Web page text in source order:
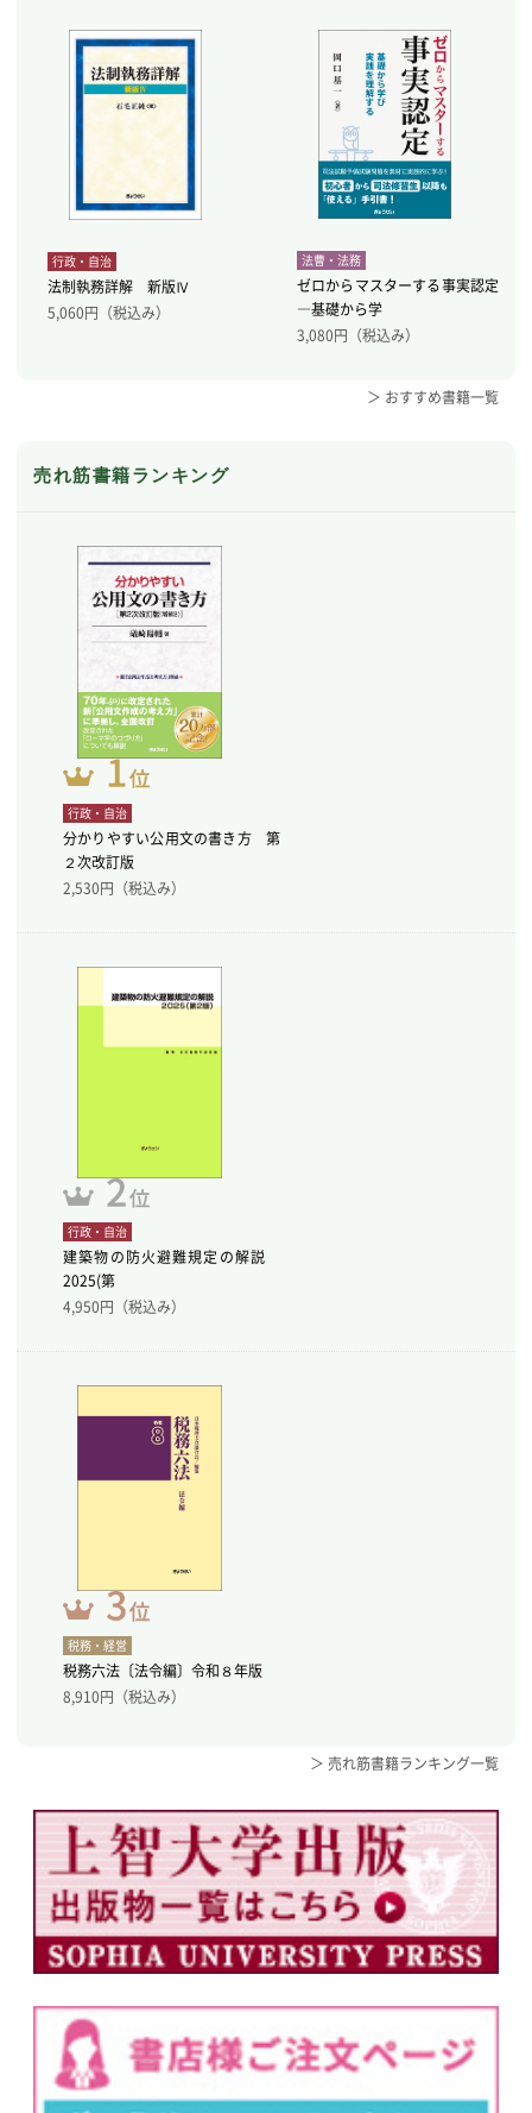
行政・自治
法制執務詳解 新版Ⅳ
5,060円（税込み）
法曹・法務
ゼロからマスターする事実認定
―基礎から学
3,080円（税込み）
＞ おすすめ書籍一覧
売れ筋書籍ランキング
行政・自治
分かりやすい公用文の書き方 第
２次改訂版
2,530円（税込み）
行政・自治
建築物の防火避難規定の解説
2025(第
4,950円（税込み）
税務・経営
税務六法〔法令編〕令和８年版
8,910円（税込み）
＞ 売れ筋書籍ランキング一覧